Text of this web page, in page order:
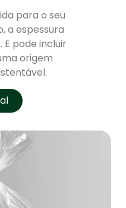
para o seu
a espessura
pode incluir
origem